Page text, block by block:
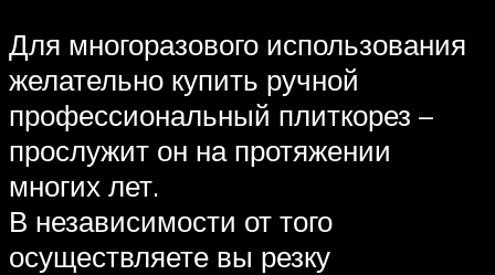
Для многоразового использования
желательно купить ручной
профессиональный плиткорез –
прослужит он на протяжении
многих лет.
В независимости от того
осуществляете вы резку